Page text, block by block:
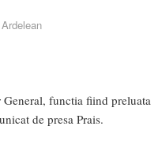
functia fiind preluata
de presa Prais.